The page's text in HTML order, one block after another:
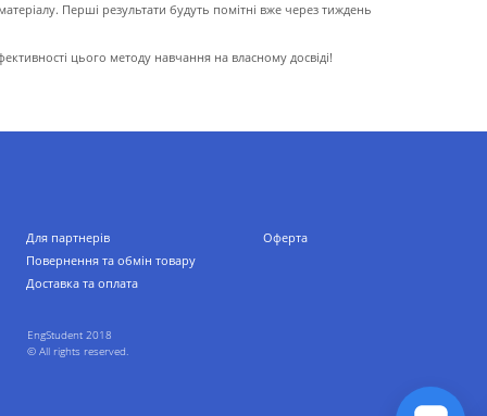
Перші результати будуть помітні вже через тиждень
цього методу навчання на власному досвіді!
Для партнерів
Повернення та обмін товару
Доставка та оплата
Оферта
EngStudent 2018
© All rights reserved.